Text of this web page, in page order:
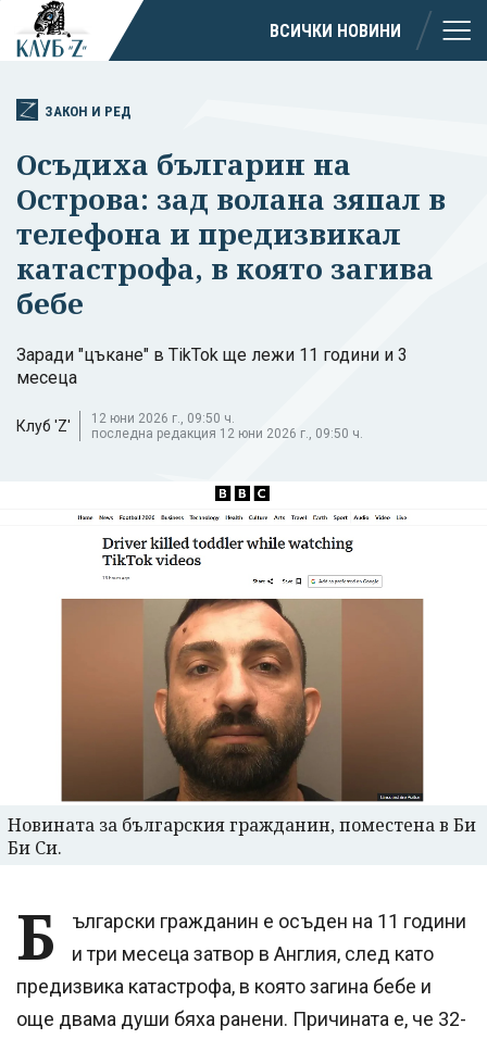
ВСИЧКИ НОВИНИ
ЗАКОН И РЕД
Осъдиха българин на
Острова: зад волана зяпал в
телефона и предизвикал
катастрофа, в която загива
бебе
Заради "цъкане" в TikTok ще лежи 11 години и 3
месеца
Клуб 'Z'
12 юни 2026 г., 09:50 ч.
последна редакция 12 юни 2026 г., 09:50 ч.
Новината за българския гражданин, поместена в Би
Би Си.
Б
ългарски гражданин е осъден на 11 години
и три месеца затвор в Англия, след като
предизвика катастрофа, в която загина бебе и
още двама души бяха ранени. Причината е, че 32-